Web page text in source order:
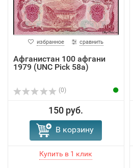
избранное сравнить
Афганистан 100 афгани
1979 (UNC Pick 58a)
(0)
150 руб.
В корзину